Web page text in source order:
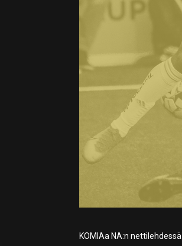
KOMIAa NA:n nettilehdessä